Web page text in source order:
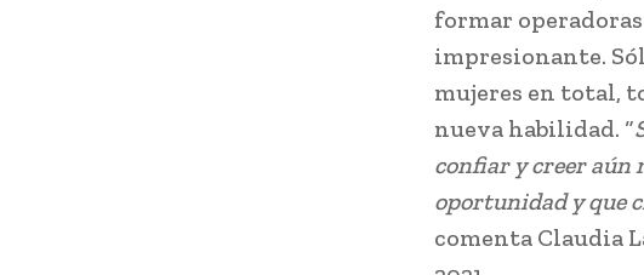
formar
impresionante.
mujeres en total,
nueva habilidad. “
confiar y creer aún
oportunidad y que
comenta Claudia